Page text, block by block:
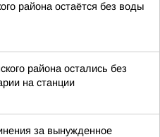
района остаётся без воды
района остались без
на станции
за вынужденное